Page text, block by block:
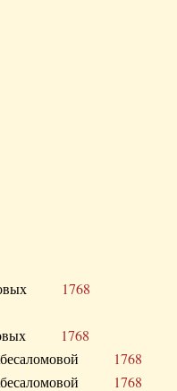
1768
1768
Абесаломовой 1768
Абесаломовой 1768